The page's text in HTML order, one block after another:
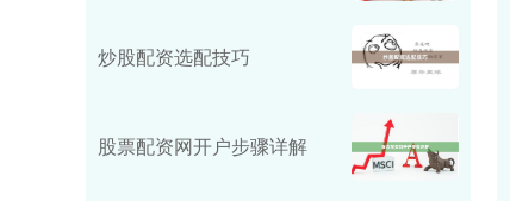
炒股配资选配技巧
股票配资网开户步骤详解